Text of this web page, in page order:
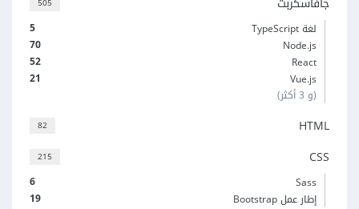
5
لغة TypeScript
70
Node.js
52
React
21
Vue.js
(و 3 أكثر)
82 HTML
215 CSS
6
Sass
19
إطار عمل Bootstrap